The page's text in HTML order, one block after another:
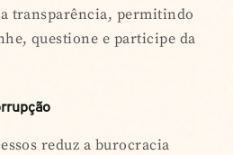
transparência, permitindo
questione e participe da
reduz a burocracia